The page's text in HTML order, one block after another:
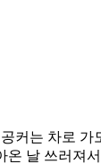
커는 차로
날 쓰러져